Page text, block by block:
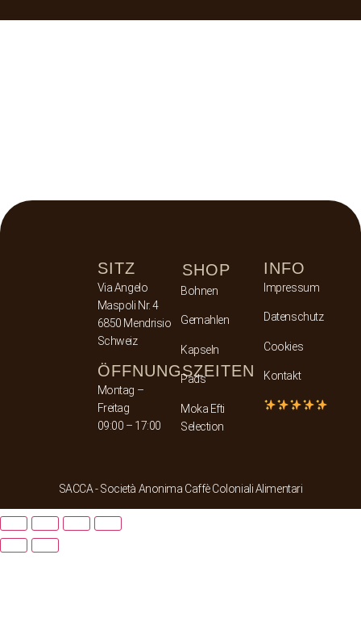
SITZ
Via Angelo
Maspoli Nr. 4
6850 Mendrisio
Schweiz
ÖFFNUNGSZEITEN
Montag –
Freitag
09:00 – 17:00
SHOP
Bohnen
Gemahlen
Kapseln
Pads
Moka Efti
Selection
INFO
Impressum
Datenschutz
Cookies
Kontakt
SACCA - Società Anonima Caffè Coloniali Alimentari